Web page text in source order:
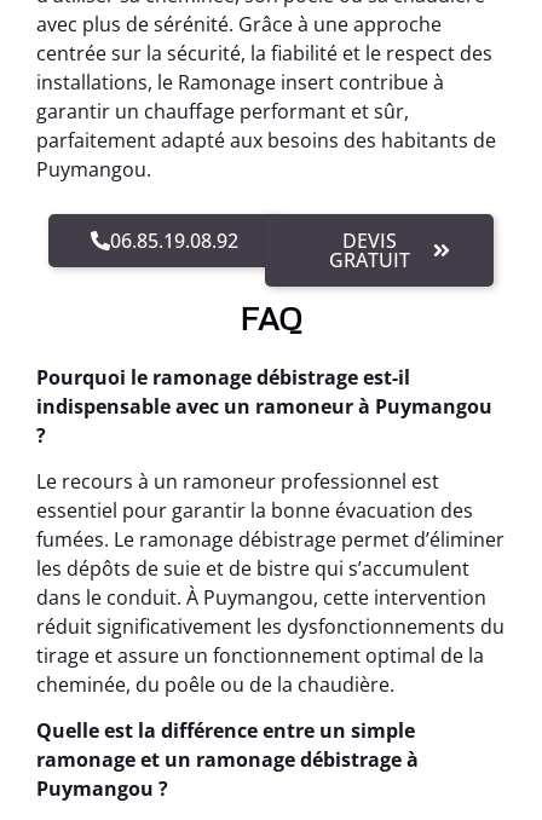
avec plus de sérénité. Grâce à une approche
centrée sur la sécurité, la fiabilité et le respect des
installations, le Ramonage insert contribue à
garantir un chauffage performant et sûr,
parfaitement adapté aux besoins des habitants de
Puymangou.
06.85.19.08.92 DEVIS
GRATUIT
FAQ
Pourquoi le ramonage débistrage est-il
indispensable avec un ramoneur à Puymangou
?
Le recours à un ramoneur professionnel est
essentiel pour garantir la bonne évacuation des
fumées. Le ramonage débistrage permet d’éliminer
les dépôts de suie et de bistre qui s’accumulent
dans le conduit. À Puymangou, cette intervention
réduit significativement les dysfonctionnements du
tirage et assure un fonctionnement optimal de la
cheminée, du poêle ou de la chaudière.
Quelle est la différence entre un simple
ramonage et un ramonage débistrage à
Puymangou ?